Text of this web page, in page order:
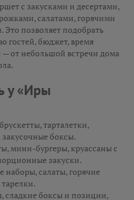
с закусками и десертами,
салатами, горячими
позволяет подобрать
гостей, бюджет, время
от небольшой встречи дома
у «Иры
тарталетки,
боксы.
мини-бургеры, круассаны с
закуски.
наборы, салаты, горячие
сладкие боксы и позиции,